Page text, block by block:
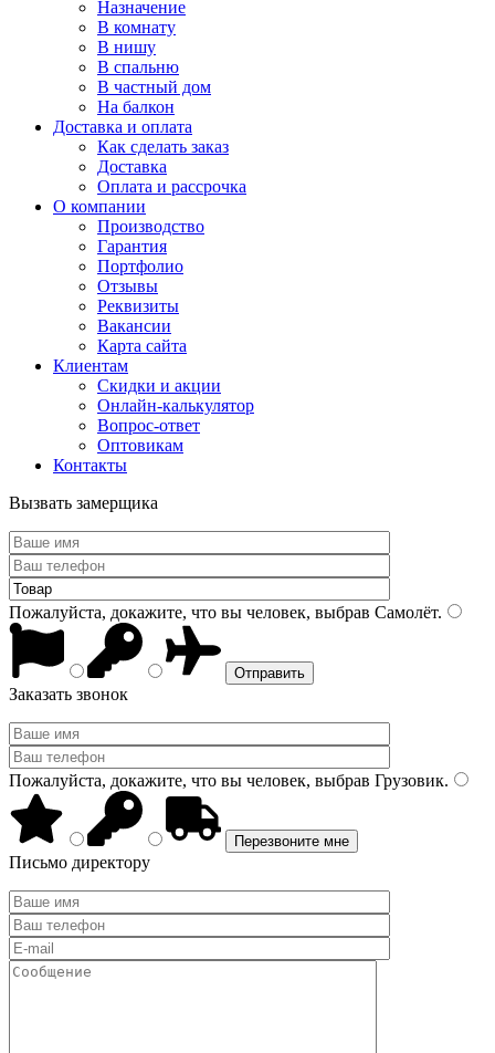
Назначение
В комнату
В нишу
В спальню
В частный дом
На балкон
Доставка и оплата
Как сделать заказ
Доставка
Оплата и рассрочка
О компании
Производство
Гарантия
Портфолио
Отзывы
Реквизиты
Вакансии
Карта сайта
Клиентам
Скидки и акции
Онлайн-калькулятор
Вопрос-ответ
Оптовикам
Контакты
Вызвать замерщика
Пожалуйста, докажите, что вы человек, выбрав Самолёт.
Заказать звонок
Пожалуйста, докажите, что вы человек, выбрав Грузовик.
Письмо директору